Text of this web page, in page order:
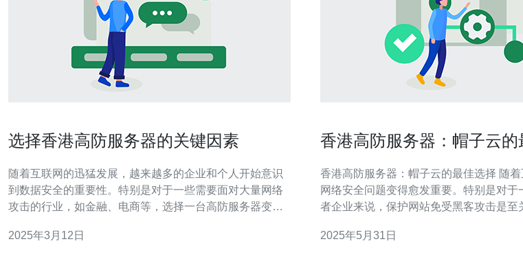
选择香港高防服务器的关键因素
随着互联网的迅猛发展，越来越多的企业和个人开始意识
到数据安全的重要性。特别是对于一些需要面对大量网络
攻击的行业，如金融、电商等，选择一台高防服务器变得
素。 高防服务器是一种具备强大的抗DDoS攻击能力的服
2025年3月12日
香港高防服务器：帽子云的
香港高防服务器：帽子云的最佳选择 随着互联网的发展，
网络安全问题变得愈发重要。特别是对于
者企业来说，保护网站免受黑客攻击是至
种DDoS攻击和恶意访问。在香港，帽子
2025年5月31日